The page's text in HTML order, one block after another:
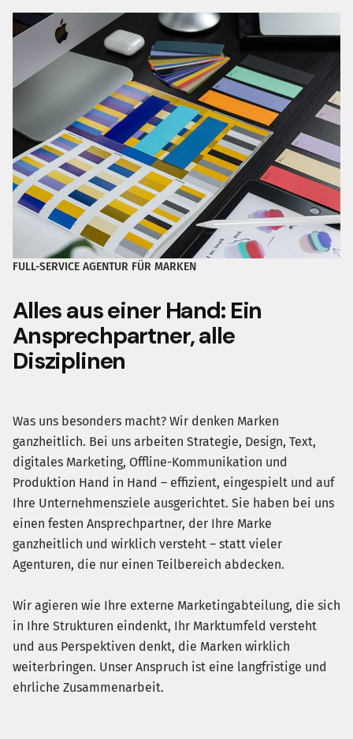
FULL-SERVICE AGENTUR FÜR MARKEN
Alles aus einer Hand: Ein
Ansprechpartner, alle
Disziplinen
Was uns besonders macht? Wir denken Marken
ganzheitlich. Bei uns arbeiten Strategie, Design, Text,
digitales Marketing, Offline-Kommunikation und
Produktion Hand in Hand – effizient, eingespielt und auf
Ihre Unternehmensziele ausgerichtet. Sie haben bei uns
einen festen Ansprechpartner, der Ihre Marke
ganzheitlich und wirklich versteht – statt vieler
Agenturen, die nur einen Teilbereich abdecken.
Wir agieren wie Ihre externe Marketingabteilung, die sich
in Ihre Strukturen eindenkt, Ihr Marktumfeld versteht
und aus Perspektiven denkt, die Marken wirklich
weiterbringen. Unser Anspruch ist eine langfristige und
ehrliche Zusammenarbeit.